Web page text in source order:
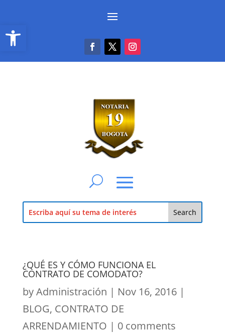
Abrir barra de herramientas
¿QUÉ ES Y CÓMO FUNCIONA EL
CONTRATO DE COMODATO?
byAdministración | Nov 16, 2016|
BLOG, CONTRATO DE
ARRENDAMIENTO | 0 comments